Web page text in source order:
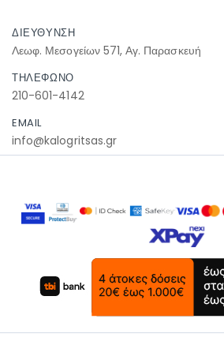
ΔΙΕΥΘΥΝΣΗ
Λεωφ. Μεσογείων 571, Αγ. Παρασκευή
ΤΗΛΕΦΩΝΟ
210-601-4142
EMAIL
info@kalogritsas.gr